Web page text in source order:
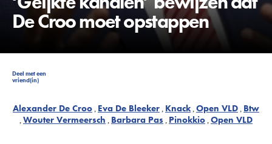
De Croo moet opstappen
Deel met een
vriend(in)
Alexander De Croo Eva De Bleeker Knack Open VLD Btw
Wouter Vermeersch Barbara Pas Pinokkio Open VLD